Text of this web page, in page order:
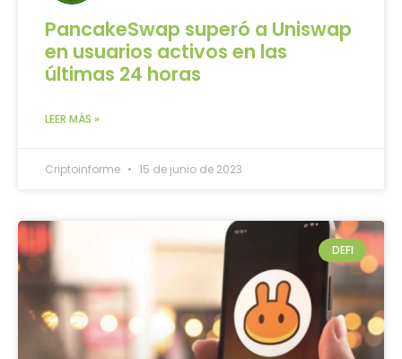
PancakeSwap superó a Uniswap
en usuarios activos en las
últimas 24 horas
LEER MÁS »
Criptoinforme 15 de junio de 2023
DEFI